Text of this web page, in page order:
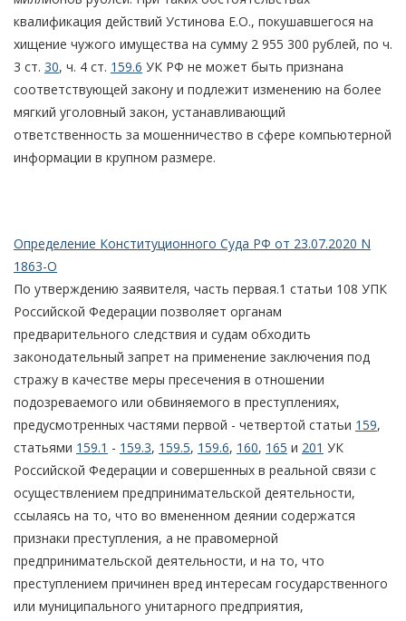
квалификация действий Устинова Е.О., покушавшегося на
хищение чужого имущества на сумму 2 955 300 рублей, по ч.
3 ст. 30, ч. 4 ст. 159.6 УК РФ не может быть признана
соответствующей закону и подлежит изменению на более
мягкий уголовный закон, устанавливающий
ответственность за мошенничество в сфере компьютерной
информации в крупном размере.
Определение Конституционного Суда РФ от 23.07.2020 N
1863-О
По утверждению заявителя, часть первая.1 статьи 108 УПК
Российской Федерации позволяет органам
предварительного следствия и судам обходить
законодательный запрет на применение заключения под
стражу в качестве меры пресечения в отношении
подозреваемого или обвиняемого в преступлениях,
предусмотренных частями первой - четвертой статьи 159,
статьями 159.1 - 159.3, 159.5, 159.6, 160, 165 и 201 УК
Российской Федерации и совершенных в реальной связи с
осуществлением предпринимательской деятельности,
ссылаясь на то, что во вмененном деянии содержатся
признаки преступления, а не правомерной
предпринимательской деятельности, и на то, что
преступлением причинен вред интересам государственного
или муниципального унитарного предприятия,